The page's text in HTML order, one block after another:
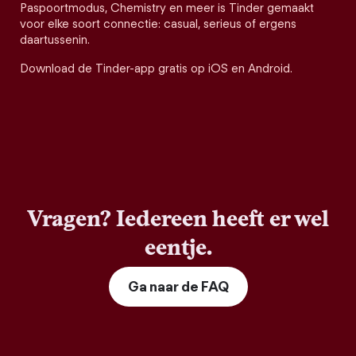
Paspoortmodus, Chemistry en meer is Tinder gemaakt
voor elke soort connectie: casual, serieus of ergens
daartussenin.
Download de Tinder-app gratis op iOS en Android.
Vragen? Iedereen heeft er wel
eentje.
Ga naar de FAQ